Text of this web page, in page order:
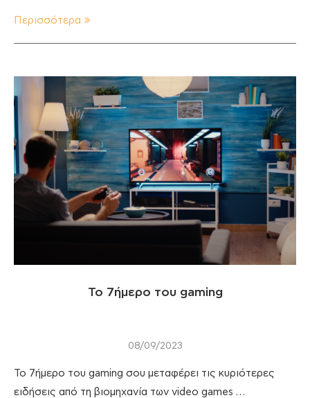
Περισσότερα
Το 7ήμερο του gaming
08/09/2023
Το 7ήμερο του gaming σου μεταφέρει τις κυριότερες
ειδήσεις από τη βιομηχανία των video games …